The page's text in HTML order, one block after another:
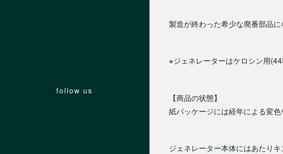
follow us
製造が終わった希少な廃番部品に
※ジェネレーターはケロシン用
【商品の状態】
紙パッケージには経年による変色
ジェネレーター本体にはあたりキ